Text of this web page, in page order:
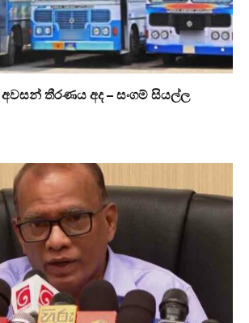
තීරණය අද – සංගම් සියල්ල